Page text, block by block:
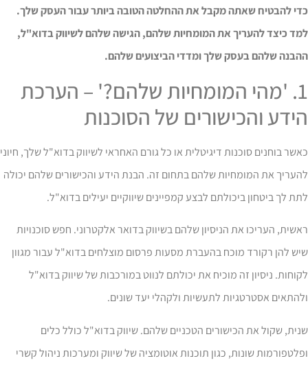
להבטיח שאתה מקבל את ההחלטה הטובה ביותר עבור העסק שלך.
כיצד להעריך את המומחיות שלהם, הגישה שלהם לשיווק בדוא"ל,
שלהם בעסק שלך ומדדי הביצועים שלהם.
1. 'מהי המומחיות שלהם?' – הערכת
והכישורים של הסוכנות
בוחנים סוכנות דיגיטלית או כל גורם האחראי לשיווק בדוא"ל שלך, חיוני
את המומחיות שלהם בתחום זה. הבנת הידע והכישורים שלהם יכולה
לך ביטחון ביכולתם לבצע קמפיינים שיווקיים יעילים בדוא"ל.
העריכו את הניסיון שלהם בשיווק בדואר אלקטרוני. חפש סוכנויות
להן רקורד מוכח בהעברת מסעות פרסום מוצלחים בדוא"ל עבור מגוון
ניסיון זה מוכיח את יכולתם לנווט במורכבות של שיווק בדוא"ל
אסטרטגיות לתעשיות ולקהלי יעד שונים.
שקול את הכישורים הטכניים שלהם. שיווק בדוא"ל כולל כלים
שונות, כגון תוכנות אוטומציה של שיווק ומערכות ניהול קשרי